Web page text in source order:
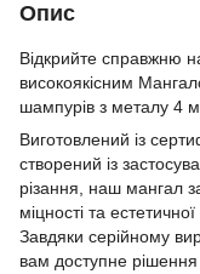
Опис
Відкрийте справжню
високоякісним
шампурів з металу 4
Виготовлений із
створений із
різання, наш мангал
міцності та
Завдяки серійному
вам доступне рішення